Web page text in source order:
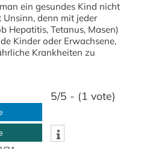
ein gesundes Kind nicht
denn mit jeder
Hepatitis, Tetanus, Masen)
Kinder oder Erwachsene,
Krankheiten zu
5/5 - (1 vote)